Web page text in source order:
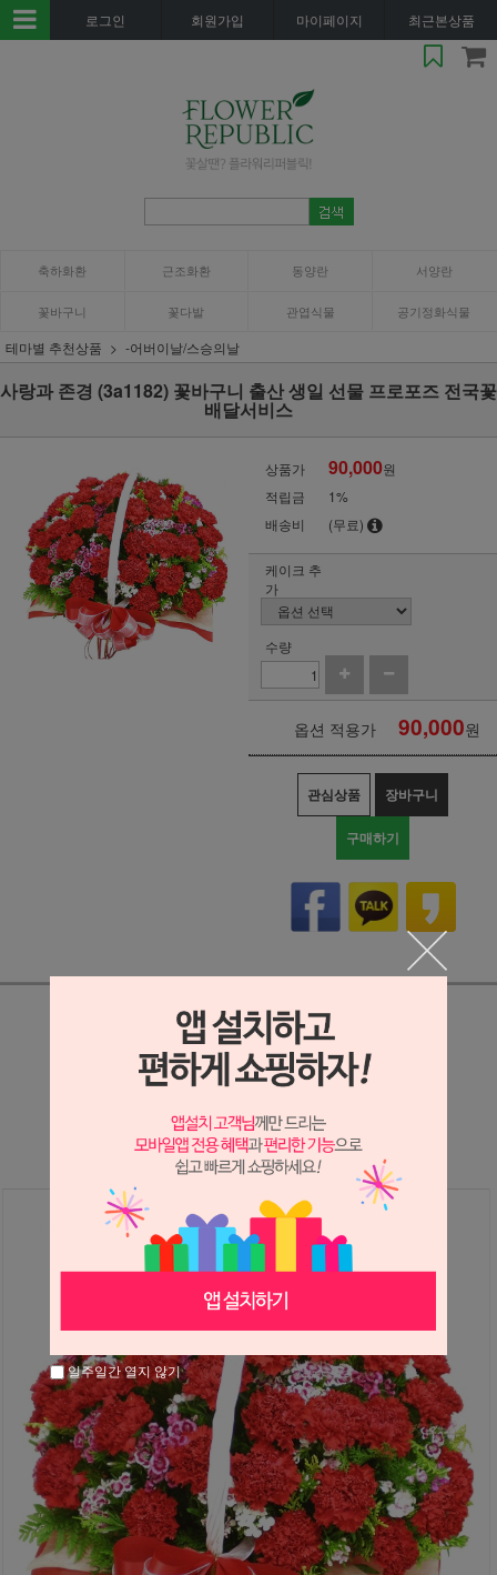
로그인 회원가입 마이페이지 최근본상품
축하화환 근조화환 동양란 서양란
꽃바구니 꽃다발 관엽식물 공기정화식물
테마별 추천상품 -어버이날/스승의날
사랑과 존경 (3a1182) 꽃바구니 출산 생일 선물 프로포즈 전국꽃
배달서비스
상품가 90,000원
적립금
1%
배송비
(무료)
케이크 추
가
수량
옵션 적용가 90,000원
관심상품 장바구니
구매하기
상세정보 새창 열기
일주일간 열지 않기